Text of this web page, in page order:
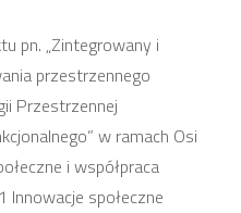
pn. „Zintegrowany i
przestrzennego
Przestrzennej
w ramach Osi
i współpraca
Innowacje społeczne